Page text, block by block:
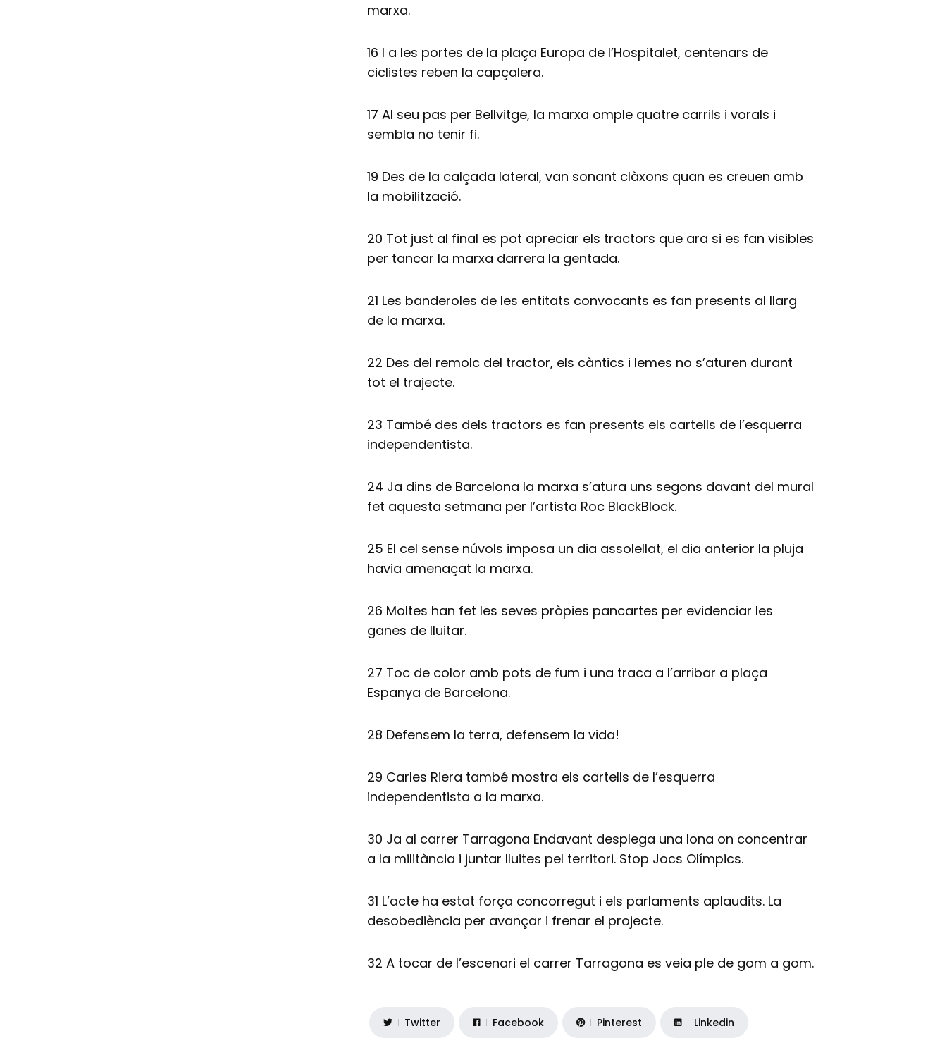
marxa.
16 I a les portes de la plaça Europa de l’Hospitalet, centenars de
ciclistes reben la capçalera.
17 Al seu pas per Bellvitge, la marxa omple quatre carrils i vorals i
sembla no tenir fi.
19 Des de la calçada lateral, van sonant clàxons quan es creuen amb
la mobilització.
20 Tot just al final es pot apreciar els tractors que ara si es fan visibles
per tancar la marxa darrera la gentada.
21 Les banderoles de les entitats convocants es fan presents al llarg
de la marxa.
22 Des del remolc del tractor, els càntics i lemes no s’aturen durant
tot el trajecte.
23 També des dels tractors es fan presents els cartells de l’esquerra
independentista.
24 Ja dins de Barcelona la marxa s’atura uns segons davant del mural
fet aquesta setmana per l’artista Roc BlackBlock.
25 El cel sense núvols imposa un dia assolellat, el dia anterior la pluja
havia amenaçat la marxa.
26 Moltes han fet les seves pròpies pancartes per evidenciar les
ganes de lluitar.
27 Toc de color amb pots de fum i una traca a l’arribar a plaça
Espanya de Barcelona.
28 Defensem la terra, defensem la vida!
29 Carles Riera també mostra els cartells de l’esquerra
independentista a la marxa.
30 Ja al carrer Tarragona Endavant desplega una lona on concentrar
a la militància i juntar lluites pel territori. Stop Jocs Olímpics.
31 L’acte ha estat força concorregut i els parlaments aplaudits. La
desobediència per avançar i frenar el projecte.
32 A tocar de l’escenari el carrer Tarragona es veia ple de gom a gom.
Twitter Facebook Pinterest Linkedin